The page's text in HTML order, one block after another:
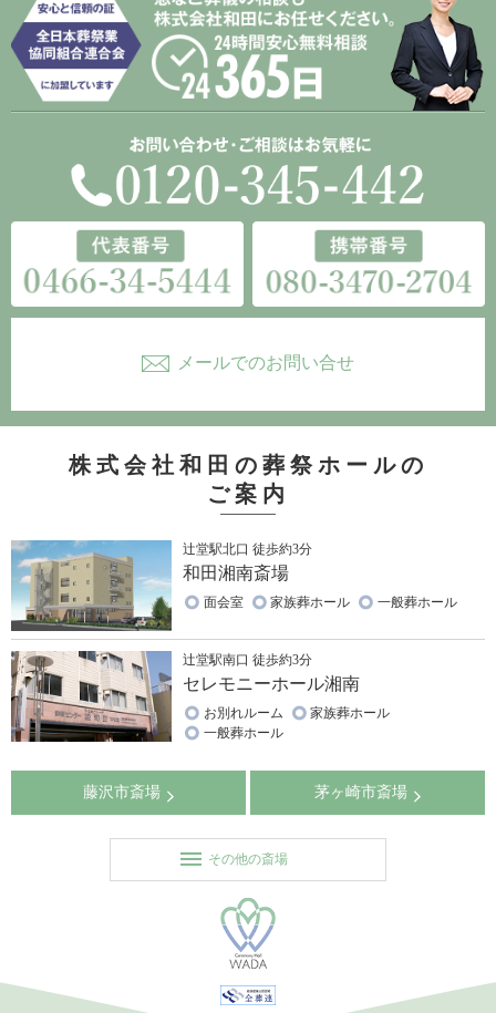
メールでのお問い合せ
株式会社和田の葬祭ホールの
ご案内
辻堂駅北口 徒歩約3分
和田湘南斎場
面会室 家族葬ホール 一般葬ホール
辻堂駅南口 徒歩約3分
セレモニーホール湘南
お別れルーム
家族葬ホール
一般葬ホール
藤沢市斎場 茅ヶ崎市斎場
その他の斎場